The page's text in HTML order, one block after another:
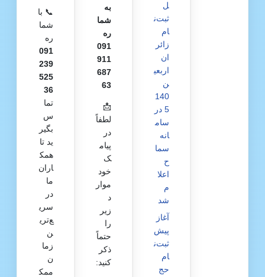
ل
ثبت‌ن
ام
زائر
ان
اربعی
ن
140
5 در
سام
انه
سما
ح
اعلا
م
شد
آغاز
پیش‌
ثبت‌ن
ام
حج
به
شما
ره
091
911
687
63
📩
لطفاً
در
پیام
ک
خود
موار
د
زیر
را
حتماً
ذکر
کنید:
📞 با
شما
ره
091
239
525
36
تما
س
بگیر
ید تا
همک
اران
ما
در
سری
ع‌تری
ن
زما
ن
ممک